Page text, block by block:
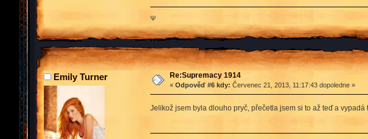
Ψ
Emily Turner Re:Supremacy 1914
« Odpověď #6 kdy: Červenec 21, 2013, 11:17:43 dopoledne »
Jelikož jsem byla dlouho pryč, přečetla jsem si to až teď a vypadá